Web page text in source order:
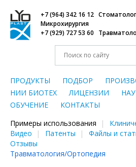
Травматология/Ортопедия
+7 (964) 342 16 12
Микрохирургия
+7 (929) 727 53 60
ПРОДУКТЫ ПОДБОР
НИИ БИОТЕХ
ЛИЦЕНЗИИ
ОБУЧЕНИЕ
КОНТАКТЫ
Примеры использования
Видео
Патенты Файлы и
Отзывы